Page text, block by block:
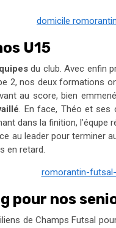
U15
du club. Avec enfin
2, nos deux formations
au score, bien
. En face, Théo et ses
dans la finition,
au leader pour terminer
en retard.
pour nos
de Champs Futsal